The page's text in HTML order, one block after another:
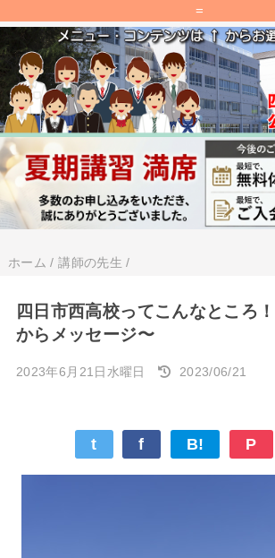
=
ホーム /講師の先生 /
四日市西高校ってこんなところ
からメッセージ〜
2023年6月21日水曜日 2023/06/21
t f B! P